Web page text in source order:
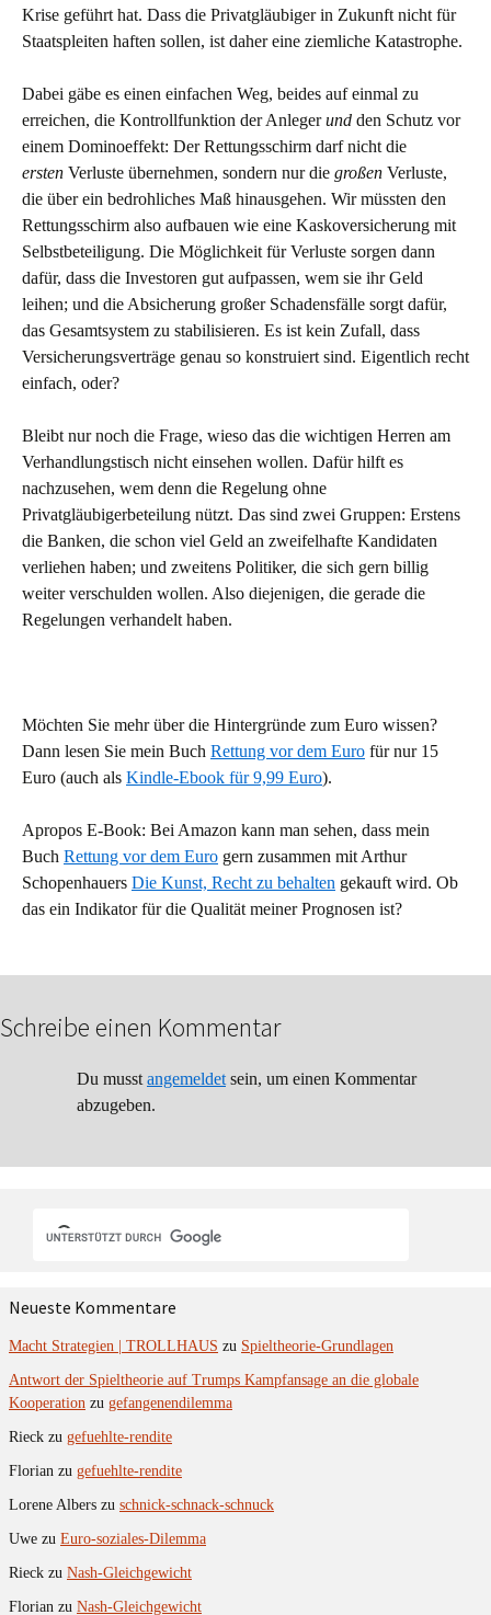
Krise geführt hat. Dass die Privatgläubiger in Zukunft nicht für
Staatspleiten haften sollen, ist daher eine ziemliche Katastrophe.
Dabei gäbe es einen einfachen Weg, beides auf einmal zu
erreichen, die Kontrollfunktion der Anlegerund den Schutz vor
einem Dominoeffekt: Der Rettungsschirm darf nicht die
ersten Verluste übernehmen, sondern nur die großen Verluste,
die über ein bedrohliches Maß hinausgehen. Wir müssten den
Rettungsschirm also aufbauen wie eine Kaskoversicherung mit
Selbstbeteiligung. Die Möglichkeit für Verluste sorgen dann
dafür, dass die Investoren gut aufpassen, wem sie ihr Geld
leihen; und die Absicherung großer Schadensfälle sorgt dafür,
das Gesamtsystem zu stabilisieren. Es ist kein Zufall, dass
Versicherungsverträge genau so konstruiert sind. Eigentlich recht
einfach, oder?
Bleibt nur noch die Frage, wieso das die wichtigen Herren am
Verhandlungstisch nicht einsehen wollen. Dafür hilft es
nachzusehen, wem denn die Regelung ohne
Privatgläubigerbeteilung nützt. Das sind zwei Gruppen: Erstens
die Banken, die schon viel Geld an zweifelhafte Kandidaten
verliehen haben; und zweitens Politiker, die sich gern billig
weiter verschulden wollen. Also diejenigen, die gerade die
Regelungen verhandelt haben.
Möchten Sie mehr über die Hintergründe zum Euro wissen?
Dann lesen Sie mein Buch Rettung vor dem Euro für nur 15
Euro (auch als Kindle-Ebook für 9,99 Euro).
Apropos E-Book: Bei Amazon kann man sehen, dass mein
Buch Rettung vor dem Euro gern zusammen mit Arthur
Schopenhauers Die Kunst, Recht zu behalten gekauft wird. Ob
das ein Indikator für die Qualität meiner Prognosen ist?
Schreibe einen Kommentar
Du musst angemeldet sein, um einen Kommentar
abzugeben.
Neueste Kommentare
Macht Strategien | TROLLHAUS zu Spieltheorie-Grundlagen
Antwort der Spieltheorie auf Trumps Kampfansage an die globale
Kooperation zu gefangenendilemma
Rieck zu gefuehlte-rendite
Florian zu gefuehlte-rendite
Lorene Albers zu schnick-schnack-schnuck
Uwe zu Euro-soziales-Dilemma
Rieck zu Nash-Gleichgewicht
Florian zu Nash-Gleichgewicht